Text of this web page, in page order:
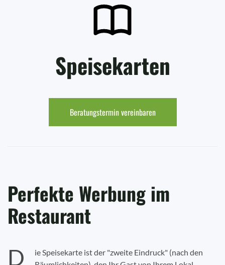
Speisekarten
Beratungstermin vereinbaren
Perfekte Werbung im
Restaurant
D
ie Speisekarte ist der "zweite Eindruck" (nach den